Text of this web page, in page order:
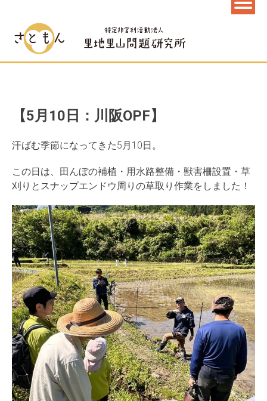
【5月10日：川阪OPF】
汗ばむ季節になってきた5月10日。
この日は、田んぼの補植・用水路整備・獣害柵設置・草
刈りとスナップエンドウ周りの草取り作業をしました！